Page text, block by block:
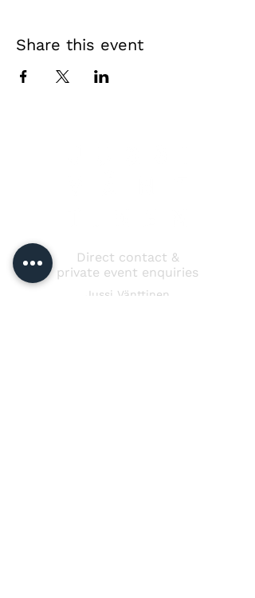
Share this event
Direct contact &
private event enquiries
Jussi Vänttinen